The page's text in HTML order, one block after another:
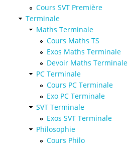
Cours SVT Première
Terminale
Maths Terminale
Cours Maths TS
Exos Maths Terminale
Devoir Maths Terminale
PC Terminale
Cours PC Terminale
Exo PC Terminale
SVT Terminale
Exos SVT Terminale
Philosophie
Cours Philo